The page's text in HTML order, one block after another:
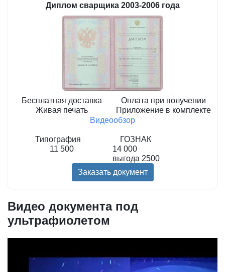
Диплом сварщика 2003-2006 года
Бесплатная доставка
Живая печать
Оплата при получении
Приложение в комплекте
Видеообзор
Типография
ГОЗНАК
11 500
14 000
выгода 2500
Заказать документ
Видео документа под
ультрафиолетом